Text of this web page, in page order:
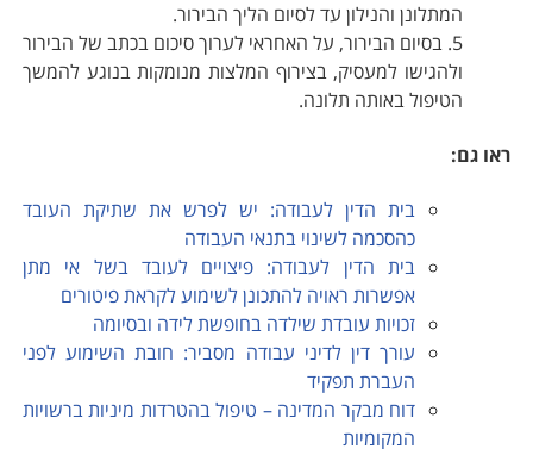
המתלונן והנילון עד לסיום הליך הבירור.
5. בסיום הבירור, על האחראי לערוך סיכום בכתב של הבירור
ולהגישו למעסיק, בצירוף המלצות מנומקות בנוגע להמשך
הטיפול באותה תלונה.
ראו גם:
בית הדין לעבודה: יש לפרש את שתיקת העובד
כהסכמה לשינוי בתנאי העבודה
בית הדין לעבודה: פיצויים לעובד בשל אי מתן
אפשרות ראויה להתכונן לשימוע לקראת פיטורים
זכויות עובדת שילדה בחופשת לידה ובסיומה
עורך דין לדיני עבודה מסביר: חובת השימוע לפני
העברת תפקיד
דוח מבקר המדינה – טיפול בהטרדות מיניות ברשויות
המקומיות